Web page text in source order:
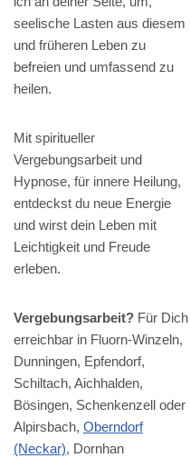
seelische Lasten aus diesem
und früheren Leben zu
befreien und umfassend zu
heilen.
Mit spiritueller
Vergebungsarbeit und
Hypnose, für innere Heilung,
entdeckst du neue Energie
und wirst dein Leben mit
Leichtigkeit und Freude
erleben.
Vergebungsarbeit? Für Dich
erreichbar in Fluorn-Winzeln,
Dunningen, Epfendorf,
Schiltach, Aichhalden,
Bösingen, Schenkenzell oder
Alpirsbach, Oberndorf
(Neckar), Dornhan